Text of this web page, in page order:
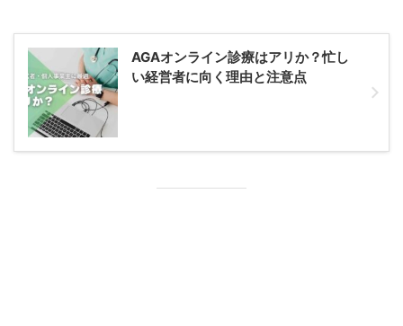
AGAオンライン診療はアリか？忙し
い経営者に向く理由と注意点